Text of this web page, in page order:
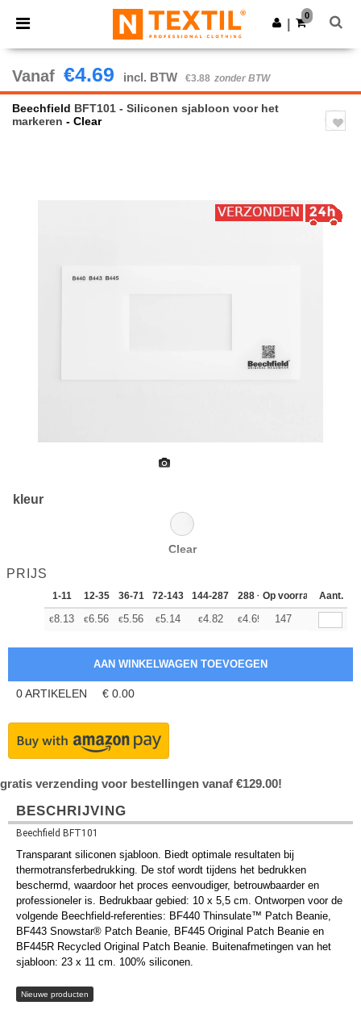
× Ntextil-app
Betere prijzen in de app!
Download app
0
Vanaf €4.69 incl. BTW €3.88 zonder BTW
Beechfield BFT101 - Siliconen sjabloon voor het
markeren - Clear
kleur
Clear
PRIJS
1-11 12-35 36-71 72-143 144-287 288 + Meer
Op voorraadAant.
€8.13 €6.56 €5.56 €5.14 €4.82 €4.69 +
147
0ARTIKELEN € 0.00
gratis verzending voor bestellingen vanaf €129.00!
BESCHRIJVING
Beechfield BFT101
Transparant siliconen sjabloon. Biedt optimale resultaten bij
thermotransferbedrukking. De stof wordt tijdens het bedrukken
beschermd, waardoor het proces eenvoudiger, betrouwbaarder en
professioneler is. Bedrukbaar gebied: 10 x 5,5 cm. Ontworpen voor de
volgende Beechfield-referenties: BF440 Thinsulate™ Patch Beanie,
BF443 Snowstar® Patch Beanie, BF445 Original Patch Beanie en
BF445R Recycled Original Patch Beanie. Buitenafmetingen van het
sjabloon: 23 x 11 cm. 100% siliconen.
Nieuwe producten